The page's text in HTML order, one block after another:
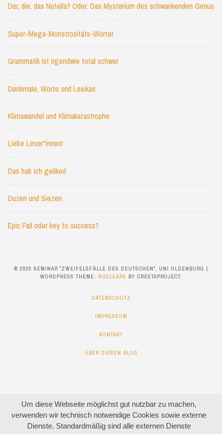
Der, die, das Nutella? Oder: Das Mysterium des schwankenden Genus
Super-Mega-Monstrositäts-Wörter
Grammatik ist irgendwie total schwer
Denkmale, Worte und Lexikas
Klimawandel und Klimakatastrophe
Liebe Leser*innen!
Das hab ich geliked
Duzen und Siezen
Epic Fail oder key to success?
© 2020 SEMINAR "ZWEIFELSFÄLLE DES DEUTSCHEN", UNI OLDENBURG |
WORDPRESS THEME: NUCLEARE BY CRESTAPROJECT.
DATENSCHUTZ
IMPRESSUM
KONTAKT
ÜBER DIESEN BLOG
Um diese Webseite möglichst gut nutzbar zu machen,
verwenden wir technisch notwendige Cookies sowie externe
Dienste. Standardmäßig sind alle externen Dienste